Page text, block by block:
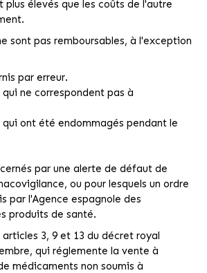
plus élevés que les coûts de l'autre
sont pas remboursables, à l'exception
par erreur.
ne correspondent pas à
qui ont été endommagés pendant le
par une alerte de défaut de
ou pour lesquels un ordre
par l'Agence espagnole des
produits de santé.
3, 9 et 13 du décret royal
qui réglemente la vente à
médicaments non soumis à